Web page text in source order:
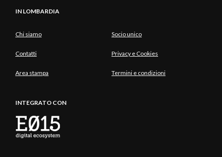
IN LOMBARDIA
Chi siamo Socio unico
Contatti Privacy e Cookies
Area stampa Termini e condizioni
INTEGRATO CON